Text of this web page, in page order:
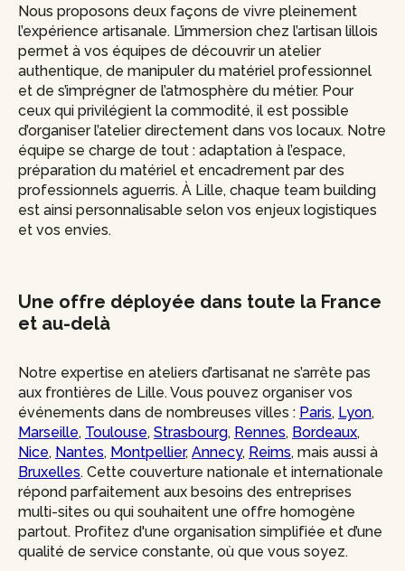
Nous proposons deux façons de vivre pleinement
l’expérience artisanale. L’immersion chez l’artisan lillois
permet à vos équipes de découvrir un atelier
authentique, de manipuler du matériel professionnel
et de s’imprégner de l’atmosphère du métier. Pour
ceux qui privilégient la commodité, il est possible
d’organiser l’atelier directement dans vos locaux. Notre
équipe se charge de tout : adaptation à l’espace,
préparation du matériel et encadrement par des
professionnels aguerris. À Lille, chaque team building
est ainsi personnalisable selon vos enjeux logistiques
et vos envies.
Une offre déployée dans toute la France
et au-delà
Notre expertise en ateliers d’artisanat ne s’arrête pas
aux frontières de Lille. Vous pouvez organiser vos
événements dans de nombreuses villes : Paris, Lyon,
Marseille, Toulouse, Strasbourg, Rennes, Bordeaux,
Nice, Nantes, Montpellier, Annecy, Reims, mais aussi à
Bruxelles. Cette couverture nationale et internationale
répond parfaitement aux besoins des entreprises
multi-sites ou qui souhaitent une offre homogène
partout. Profitez d'une organisation simplifiée et d’une
qualité de service constante, où que vous soyez.